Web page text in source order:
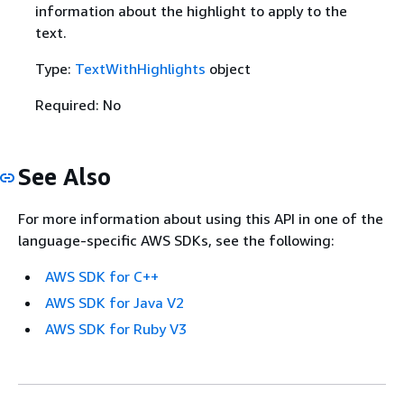
information about the highlight to apply to the
text.
Type: TextWithHighlights object
Required: No
See Also
For more information about using this API in one of the
language-specific AWS SDKs, see the following:
AWS SDK for C++
AWS SDK for Java V2
AWS SDK for Ruby V3